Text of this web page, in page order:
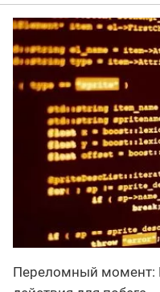
Переломный момент: